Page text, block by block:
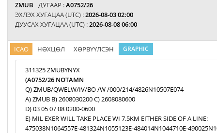
ZMUB ДУГААР :A0752/26
ЭХЛЭХ ХУГАЦАА (UTC) :2026-08-03 02:00
ДУУСАХ ХУГАЦАА (UTC) :2026-08-08 06:00
ICAO НӨХЦӨЛ ХӨРВҮҮЛСЭН GRAPHIC
311325 ZMUBYNYX
(A0752/26 NOTAMN
Q) ZMUB/QWELW/IV/BO /W /000/214/4826N10507E074
A) ZMUB B) 2608030200 C) 2608080600
D) 03 05 07 08 0200-0600
E) MIL EXER WILL TAKE PLACE WI 7.5KM EITHER SIDE OF A LINE:
475038N1064557E-481324N1055123E-484014N1044710E-